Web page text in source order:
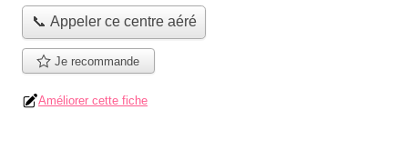
📞 Appeler ce centre aéré
Je recommande
Améliorer cette fiche